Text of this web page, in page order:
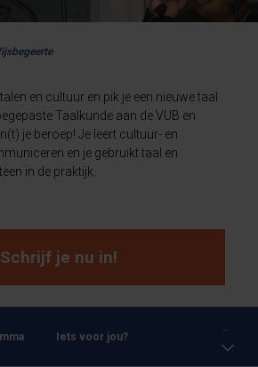
en cultuur en pik je een nieuwe taal
Taalkunde aan de VUB en
je beroep! Je leert cultuur- en
en je gebruikt taal en
in de praktijk.
Schrijf je nu in!
Iets voor jou?